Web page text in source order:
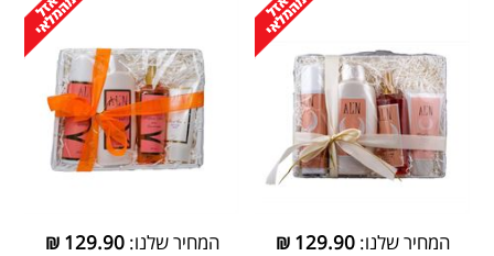
המחיר שלנו:129.90
₪
המחיר שלנו:129.90
₪